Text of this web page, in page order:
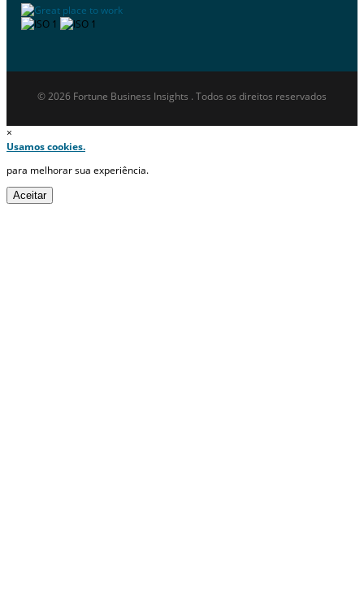
© 2026 Fortune Business Insights . Todos os direitos reservados
×
Usamos cookies.
para melhorar sua experiência.
Aceitar